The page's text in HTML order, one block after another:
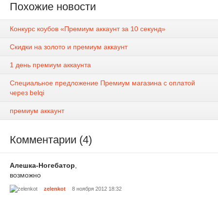
Похожие новости
Конкурс коубов «Премиум аккаунт за 10 секунд»
Скидки на золото и премиум аккаунт
1 день премиум аккаунта
Специальное предложение Премиум магазина с оплатой
через belqi
премиум аккаунт
Комментарии (4)
Алешка-Ногебатор,
возможно
zelenkot 8 ноября 2012 18:32